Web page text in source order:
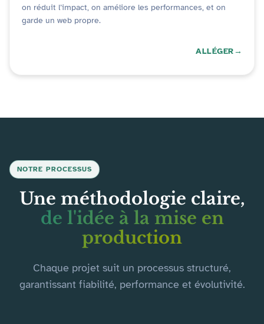
on réduit l’impact, on améliore les performances, et on
garde un web propre.
ALLÉGER
NOTRE PROCESSUS
Une méthodologie claire,
de l'idée à la mise en
production
Chaque projet suit un processus structuré,
garantissant fiabilité, performance et évolutivité.